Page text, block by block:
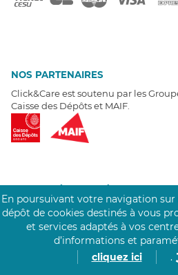
NOS PARTENAIRES
Click&Care est soutenu par les
Caisse des Dépôts et MAIF.
Un besoin de recrutement ?
téléphone 7/7
Être rappelé aujourd'hui
En poursuivant votre navigation
dépôt de cookies destinés à vous
et services adaptés à vos
d’informations et
cliquez ici
.